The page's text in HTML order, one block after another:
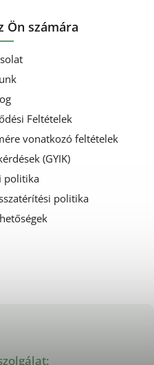
Ön számára
Feltételek
vonatkozó feltételek
(GYIK)
politika
politika